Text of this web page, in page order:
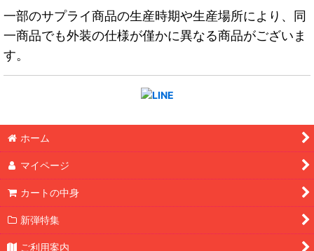
一部のサプライ商品の生産時期や生産場所により、同
一商品でも外装の仕様が僅かに異なる商品がございま
す。
ホーム
マイページ
カートの中身
新弾特集
ご利用案内